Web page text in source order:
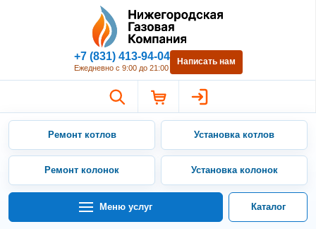
Нижегородская Газовая
+7 (831) 413-94-04
Ежедневно с 9:00 до 21:00
Написать нам
Ремонт котлов Установка котлов
Ремонт колонок Установка колонок
Меню услуг Каталог